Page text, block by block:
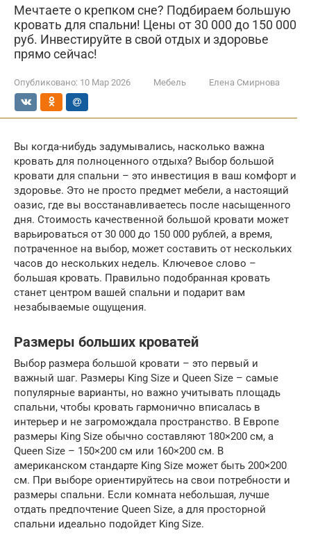
Мечтаете о крепком сне? Подбираем большую
кровать для спальни! Цены от 30 000 до 150 000
руб. Инвестируйте в свой отдых и здоровье
прямо сейчас!
Опубликовано: 10 Мар 2026 Мебель Елена Смирнова
Вы когда-нибудь задумывались, насколько важна
кровать для полноценного отдыха? Выбор большой
кровати для спальни – это инвестиция в ваш комфорт и
здоровье. Это не просто предмет мебели, а настоящий
оазис, где вы восстанавливаетесь после насыщенного
дня. Стоимость качественной большой кровати может
варьироваться от 30 000 до 150 000 рублей, а время,
потраченное на выбор, может составить от нескольких
часов до нескольких недель. Ключевое слово –
большая кровать. Правильно подобранная кровать
станет центром вашей спальни и подарит вам
незабываемые ощущения.
Размеры больших кроватей
Выбор размера большой кровати – это первый и
важный шаг. Размеры King Size и Queen Size – самые
популярные варианты, но важно учитывать площадь
спальни, чтобы кровать гармонично вписалась в
интерьер и не загромождала пространство. В Европе
размеры King Size обычно составляют 180×200 см, а
Queen Size – 150×200 см или 160×200 см. В
американском стандарте King Size может быть 200×200
см. При выборе ориентируйтесь на свои потребности и
размеры спальни. Если комната небольшая, лучше
отдать предпочтение Queen Size, а для просторной
спальни идеально подойдет King Size.